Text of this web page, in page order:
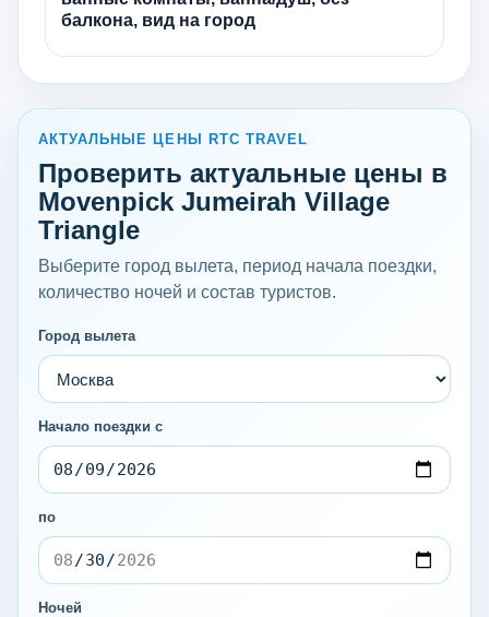
балкона, вид на город
АКТУАЛЬНЫЕ ЦЕНЫ RTC TRAVEL
Проверить актуальные цены в
Movenpick Jumeirah Village
Triangle
Выберите город вылета, период начала поездки,
количество ночей и состав туристов.
Город вылета
Начало поездки с
по
Ночей